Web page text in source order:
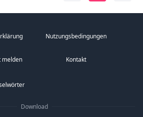
Nutzungsbedingungen
melden Kontakt
Download